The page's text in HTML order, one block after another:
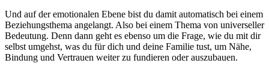
Und auf der emotionalen Ebene bist du damit automatisch bei einem
Beziehungsthema angelangt. Also bei einem Thema von universeller
Bedeutung. Denn dann geht es ebenso um die Frage, wie du mit dir
selbst umgehst, was du für dich und deine Familie tust, um Nähe,
Bindung und Vertrauen weiter zu fundieren oder auszubauen.